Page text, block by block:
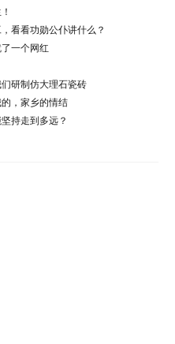
，看看功勋公仆讲什么？
了一个网红
们研制仿大理石瓷砖
的，家乡的情结
坚持走到多远？